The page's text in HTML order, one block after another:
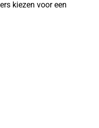
kiezen voor een